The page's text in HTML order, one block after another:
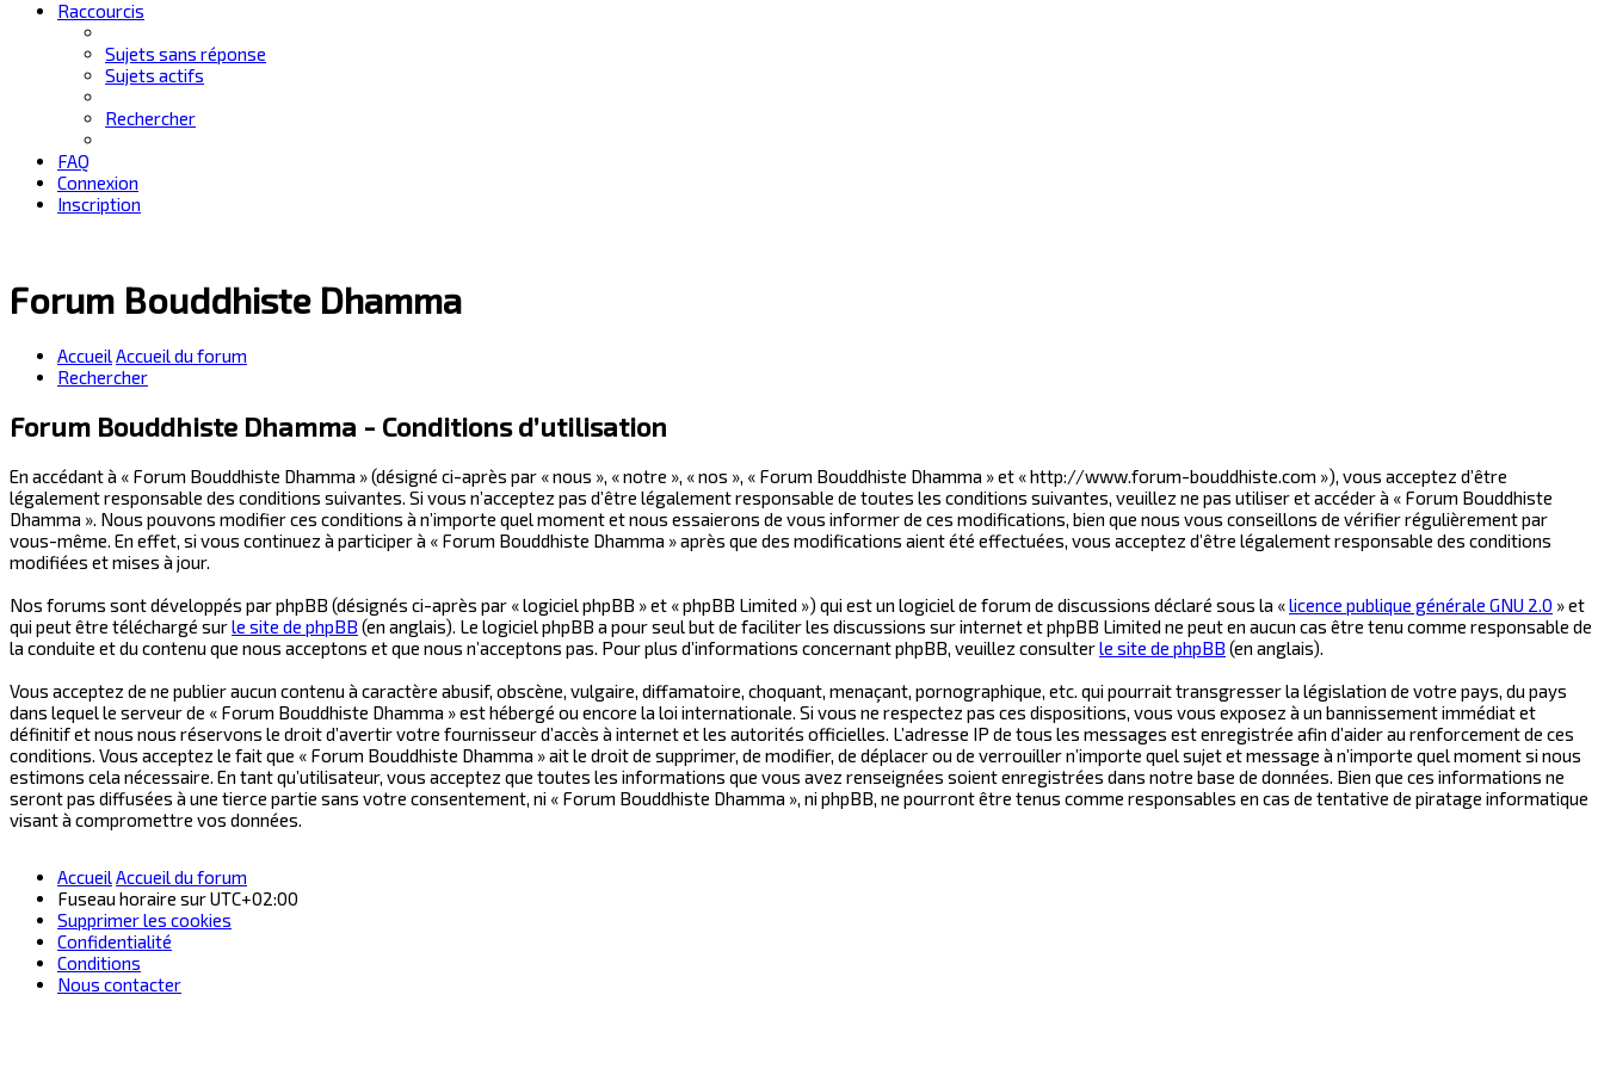
Raccourcis
Sujets sans réponse
Sujets actifs
Rechercher
FAQ
Connexion
Inscription
Forum Bouddhiste Dhamma
AccueilAccueil du forum
Rechercher
Forum Bouddhiste Dhamma - Conditions d’utilisation
En accédant à « Forum Bouddhiste Dhamma » (désigné ci-après par « nous », « notre », « nos », « Forum Bouddhiste Dhamma » et « http://www.forum-bouddhiste.com »), vous acceptez d’être
légalement responsable des conditions suivantes. Si vous n’acceptez pas d’être légalement responsable de toutes les conditions suivantes, veuillez ne pas utiliser et accéder à « Forum Bouddhiste
Dhamma ». Nous pouvons modifier ces conditions à n’importe quel moment et nous essaierons de vous informer de ces modifications, bien que nous vous conseillons de vérifier régulièrement par
vous-même. En effet, si vous continuez à participer à « Forum Bouddhiste Dhamma » après que des modifications aient été effectuées, vous acceptez d’être légalement responsable des conditions
modifiées et mises à jour.
Nos forums sont développés par phpBB (désignés ci-après par « logiciel phpBB » et « phpBB Limited ») qui est un logiciel de forum de discussions déclaré sous la «licence publique générale GNU 2.0 » et
qui peut être téléchargé surle site de phpBB (en anglais). Le logiciel phpBB a pour seul but de faciliter les discussions sur internet et phpBB Limited ne peut en aucun cas être tenu comme responsable de
la conduite et du contenu que nous acceptons et que nous n’acceptons pas. Pour plus d’informations concernant phpBB, veuillez consulterle site de phpBB (en anglais).
Vous acceptez de ne publier aucun contenu à caractère abusif, obscène, vulgaire, diffamatoire, choquant, menaçant, pornographique, etc. qui pourrait transgresser la législation de votre pays, du pays
dans lequel le serveur de « Forum Bouddhiste Dhamma » est hébergé ou encore la loi internationale. Si vous ne respectez pas ces dispositions, vous vous exposez à un bannissement immédiat et
définitif et nous nous réservons le droit d’avertir votre fournisseur d’accès à internet et les autorités officielles. L’adresse IP de tous les messages est enregistrée afin d’aider au renforcement de ces
conditions. Vous acceptez le fait que « Forum Bouddhiste Dhamma » ait le droit de supprimer, de modifier, de déplacer ou de verrouiller n’importe quel sujet et message à n’importe quel moment si nous
estimons cela nécessaire. En tant qu’utilisateur, vous acceptez que toutes les informations que vous avez renseignées soient enregistrées dans notre base de données. Bien que ces informations ne
seront pas diffusées à une tierce partie sans votre consentement, ni « Forum Bouddhiste Dhamma », ni phpBB, ne pourront être tenus comme responsables en cas de tentative de piratage informatique
visant à compromettre vos données.
Accueil Accueil du forum
Fuseau horaire surUTC+02:00
Supprimer les cookies
Confidentialité
Conditions
Nous contacter